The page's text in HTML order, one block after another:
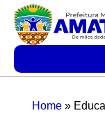
Home»